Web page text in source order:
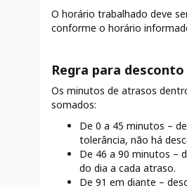
O horário trabalhado deve
conforme o horário
Regra para
Os minutos de atrasos
somados:
De 0 a 45 minutos –
tolerância, não há
De 46 a 90 minutos –
do dia a cada atraso.
De 91 em diante –